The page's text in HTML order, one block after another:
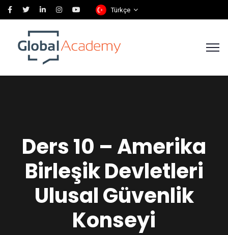
Türkçe
Ders 10 – Amerika
Birleşik Devletleri
Ulusal Güvenlik
Konseyi